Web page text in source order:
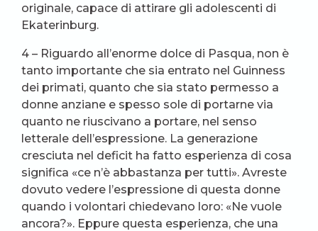
originale, capace di attirare gli adolescenti di
Ekaterinburg.
4 – Riguardo all’enorme dolce di Pasqua, non è
tanto importante che sia entrato nel Guinness
dei primati, quanto che sia stato permesso a
donne anziane e spesso sole di portarne via
quanto ne riuscivano a portare, nel senso
letterale dell’espressione. La generazione
cresciuta nel deficit ha fatto esperienza di cosa
significa «ce n’è abbastanza per tutti». Avreste
dovuto vedere l’espressione di questa donne
quando i volontari chiedevano loro: «Ne vuole
ancora?». Eppure questa esperienza, che una